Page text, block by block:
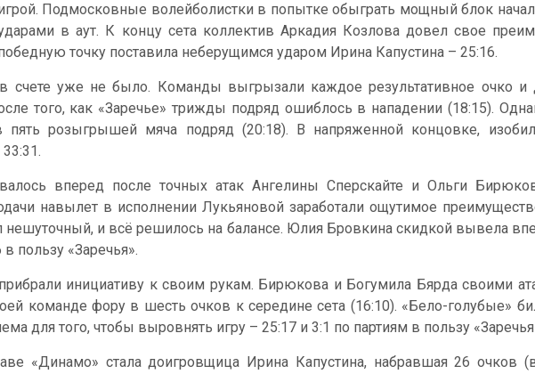
Подмосковные волейболистки в попытке обыграть мощный блок
в аут. К концу сета коллектив Аркадия Козлова довел свое
точку поставила неберущимся ударом Ирина Капустина – 25:16.
счете уже не было. Команды выгрызали каждое результативное очко
того, как «Заречье» трижды подряд ошиблось в нападении (18:15).
розыгрышей мяча подряд (20:18). В напряженной концовке,
вперед после точных атак Ангелины Сперскайте и Ольги
навылет в исполнении Лукьяновой заработали ощутимое
нешуточный, и всё решилось на балансе. Юлия Бровкина скидкой вывела
пользу «Заречья».
прибрали инициативу к своим рукам. Бирюкова и Богумила Бярда своими
команде фору в шесть очков к середине сета (16:10). «Бело-голубые»
для того, чтобы выровнять игру – 25:17 и 3:1 по партиям в пользу
«Динамо» стала доигровщица Ирина Капустина, набравшая 26 очков